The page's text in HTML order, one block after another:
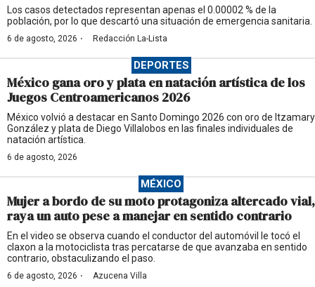
Los casos detectados representan apenas el 0.00002 % de la
población, por lo que descartó una situación de emergencia sanitaria.
6 de agosto, 2026 · Redacción La-Lista
DEPORTES
México gana oro y plata en natación artística de los
Juegos Centroamericanos 2026
México volvió a destacar en Santo Domingo 2026 con oro de Itzamary
González y plata de Diego Villalobos en las finales individuales de
natación artística.
6 de agosto, 2026
MÉXICO
Mujer a bordo de su moto protagoniza altercado vial,
raya un auto pese a manejar en sentido contrario
En el video se observa cuando el conductor del automóvil le tocó el
claxon a la motociclista tras percatarse de que avanzaba en sentido
contrario, obstaculizando el paso.
6 de agosto, 2026 · Azucena Villa